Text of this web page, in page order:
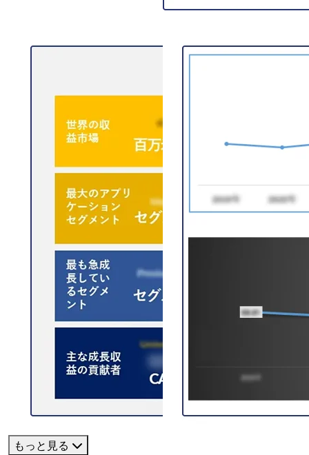
もっと見る